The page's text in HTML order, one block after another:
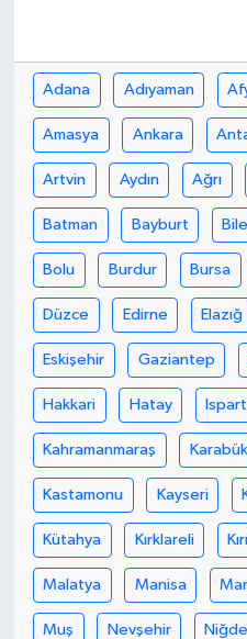
Adana Adıyaman
Amasya Ankara
Artvin Aydın Ağrı
Batman Bayburt
Bolu Burdur Bursa
Düzce Edirne Elazığ
Eskişehir Gaziantep
Hakkari Hatay
Kahramanmaraş Karabük
Kastamonu Kayseri
Kütahya Kırklareli
Malatya Manisa
Muş Nevşehir Niğde